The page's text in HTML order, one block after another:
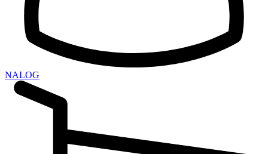
NALOG